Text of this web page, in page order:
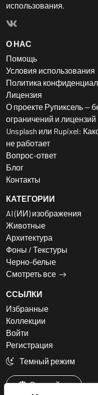
использования.
О НАС
Помощь
Условия использования
Политика
Лицензия
О проекте Рупиксель —
ограничений и лицензий
Unsplash или Rupixel:
не работает
Вопрос-ответ
Блог
Контакты
КАТЕГОРИИ
AI (ИИ) изображения
Животные
Архитектура
Фоны / Текстуры
Черно-белые
Смотреть все
ССЫЛКИ
Избранные
Коллекции
Войти
Регистрация
Темный режим
Русский